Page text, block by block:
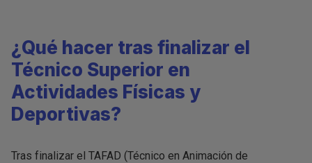
¿Qué hacer tras finalizar el
Técnico Superior en
Actividades Físicas y
Deportivas?
Tras finalizar el TAFAD (Técnico en Animación de